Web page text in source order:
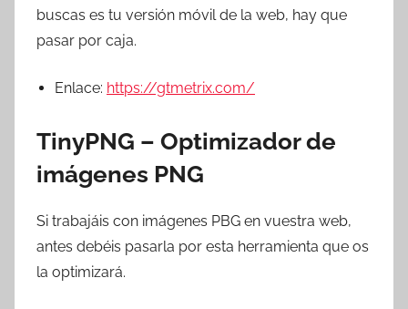
buscas es tu versión móvil de la web, hay que
pasar por caja.
Enlace: https://gtmetrix.com/
TinyPNG – Optimizador de
imágenes PNG
Si trabajáis con imágenes PBG en vuestra web,
antes debéis pasarla por esta herramienta que os
la optimizará.